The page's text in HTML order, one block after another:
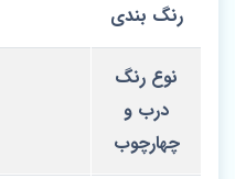
رنگ بندی
نوع رنگ
درب و
چهارچوب